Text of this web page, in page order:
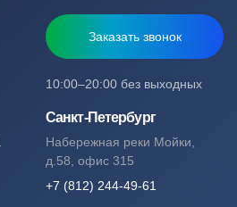
Заказать звонок
10:00–20:00 без выходных
Санкт-Петербург
Набережная реки Мойки,
д.58, офис 315
+7 (812) 244-49-61